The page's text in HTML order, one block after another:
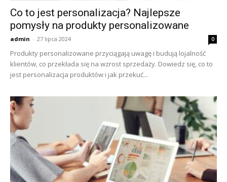
Co to jest personalizacja? Najlepsze
pomysły na produkty personalizowane
admin - 27 lipca 2024 0
Produkty personalizowane przyciągają uwagę i budują lojalność
klientów, co przekłada się na wzrost sprzedaży. Dowiedz się, co to
jest personalizacja produktów i jak przekuć...